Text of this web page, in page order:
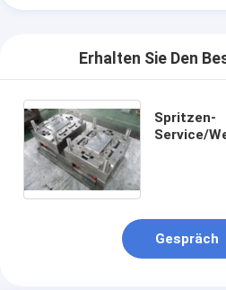
Erhalten Sie Den
Spritzen-
Service/
Gespräch